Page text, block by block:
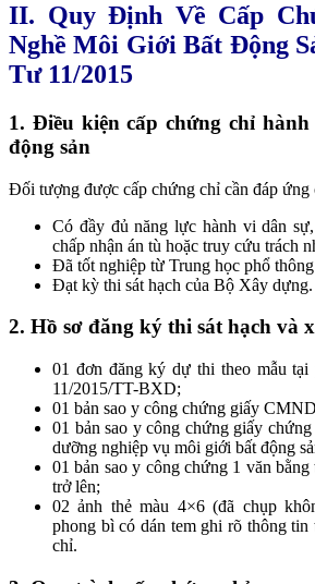
II. Quy Định Về Cấp
Nghề Môi Giới Bất Động
Tư 11/2015
1. Điều kiện cấp chứng chỉ
động sản
Đối tượng được cấp chứng chỉ cần đáp ứng
Có đầy đủ năng lực hành vi dân
chấp nhận án tù hoặc truy cứu trách
Đã tốt nghiệp từ Trung học phổ
Đạt kỳ thi sát hạch của Bộ Xây dựng.
2. Hồ sơ đăng ký thi sát hạch và
01 đơn đăng ký dự thi theo mẫu
11/2015/TT-BXD;
01 bản sao y công chứng giấy
01 bản sao y công chứng giấy
dưỡng nghiệp vụ môi giới bất động
01 bản sao y công chứng 1 văn
trở lên;
02 ảnh thẻ màu 4×6 (đã chụp
phong bì có dán tem ghi rõ thông tin
chỉ.